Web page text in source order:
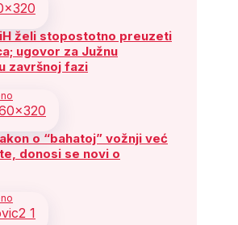
želi stopostotno preuzeti
ugovor za Južnu
završnoj fazi
o “bahatoj” vožnji već
donosi se novi o